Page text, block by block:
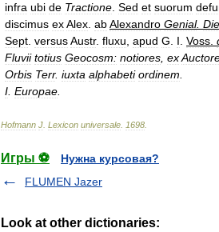
infra ubi de Tractione Sed et suorum
discimus exAlex abAlexandro Genial.
Sept versusAustr. fluxu apud G I Voss
Fluvii totius Geocosm: notiores ex
Orbis Terr. iuxta alphabeti ordinem
I Europae
Hofmann J Lexicon universale 1698
Игры ⚽
Нужна курсовая?
FLUMEN Jazer
Look at other dictionaries: